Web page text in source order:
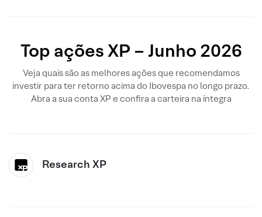
Top ações XP – Junho 2026
Veja quais são as melhores ações que recomendamos
investir para ter retorno acima do Ibovespa no longo prazo.
Abra a sua conta XP e confira a carteira na íntegra
Research XP